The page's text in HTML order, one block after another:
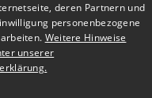
deren Partnern und
personenbezogene
Weitere Hinweise
unserer